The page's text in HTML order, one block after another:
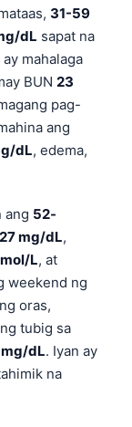
31-59
dL sapat na
mahalaga
BUN 23
pag-
ang
dL, edema,
ang 52-
27 mg/dL,
L, at
weekend ng
oras,
tubig sa
mg/dL. Iyan ay
na